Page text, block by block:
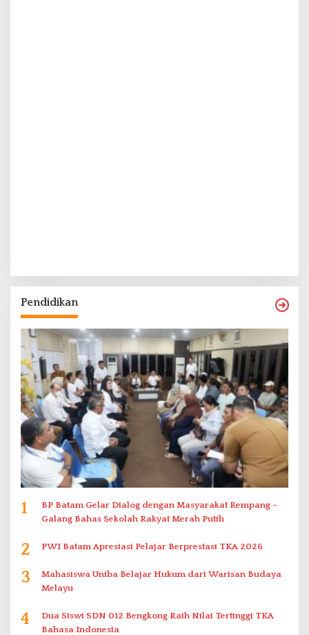
Pendidikan
1
BP Batam Gelar Dialog dengan Masyarakat Rempang –
Galang Bahas Sekolah Rakyat Merah Putih
2 PWI Batam Apresiasi Pelajar Berprestasi TKA 2026
3
Mahasiswa Uniba Belajar Hukum dari Warisan Budaya
Melayu
4
Dua Siswi SDN 012 Bengkong Raih Nilai Tertinggi TKA
Bahasa Indonesia